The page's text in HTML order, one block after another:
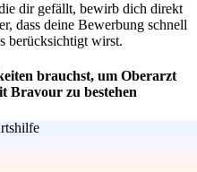
dir gefällt, bewirb dich direkt
dass deine Bewerbung schnell
berücksichtigt wirst.
brauchst, um Oberarzt
Bravour zu bestehen